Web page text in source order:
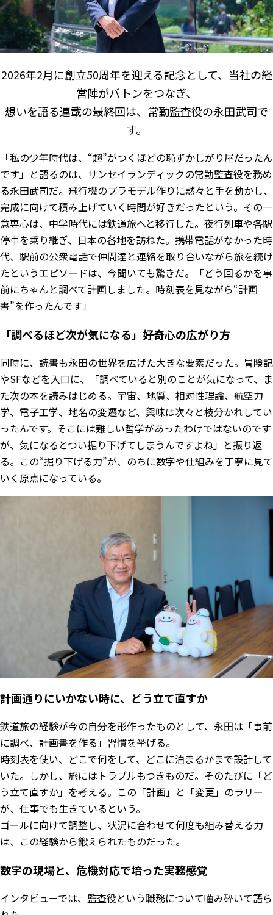
2026年2月に創立50周年を迎える記念として、当社の経
営陣がバトンをつなぎ、
想いを語る連載の最終回は、常勤監査役の永田武司で
す。
「私の少年時代は、“超”がつくほどの恥ずかしがり屋だったん
です」と語るのは、サンセイランディックの常勤監査役を務め
る永田武司だ。飛行機のプラモデル作りに黙々と手を動かし、
完成に向けて積み上げていく時間が好きだったという。その一
意専心は、中学時代には鉄道旅へと移行した。夜行列車や各駅
停車を乗り継ぎ、日本の各地を訪ねた。携帯電話がなかった時
代、駅前の公衆電話で仲間達と連絡を取り合いながら旅を続け
たというエピソードは、今聞いても驚きだ。「どう回るかを事
前にちゃんと調べて計画しました。時刻表を見ながら“計画
書”を作ったんです」
「調べるほど次が気になる」好奇心の広がり方
同時に、読書も永田の世界を広げた大きな要素だった。冒険記
やSFなどを入口に、「調べていると別のことが気になって、ま
た次の本を読みはじめる。宇宙、地質、相対性理論、航空力
学、電子工学、地名の変遷など、興味は次々と枝分かれしてい
ったんです。そこには難しい哲学があったわけではないのです
が、気になるとつい掘り下げてしまうんですよね」と振り返
る。この“掘り下げる力”が、のちに数字や仕組みを丁寧に見て
いく原点になっている。
計画通りにいかない時に、どう立て直すか
鉄道旅の経験が今の自分を形作ったものとして、永田は「事前
に調べ、計画書を作る」習慣を挙げる。
時刻表を使い、どこで何をして、どこに泊まるかまで設計して
いた。しかし、旅にはトラブルもつきものだ。そのたびに「ど
う立て直すか」を考える。この「計画」と「変更」のラリー
が、仕事でも生きているという。
ゴールに向けて調整し、状況に合わせて何度も組み替える力
は、この経験から鍛えられたものだった。
数字の現場と、危機対応で培った実務感覚
インタビューでは、監査役という職務について嚙み砕いて語ら